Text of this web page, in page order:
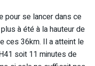
pour se lancer dans ce
à été à la hauteur de
ces 36km. Il a atteint le
soit 11 minutes de